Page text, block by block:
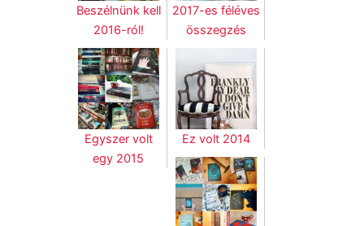
Beszélnünk kell
2016-ról!
2017-es féléves
összegzés
Egyszer volt
egy 2015
Ez volt 2014